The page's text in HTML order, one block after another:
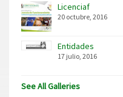
Licenciaf
20 octubre, 2016
Entidades
17 julio, 2016
See All Galleries